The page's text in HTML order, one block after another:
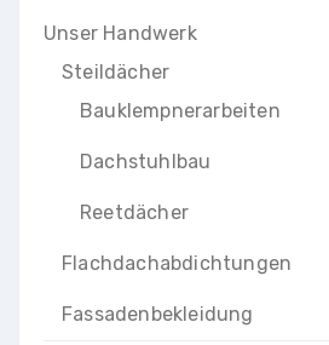
Unser Handwerk
Steildächer
Bauklempnerarbeiten
Dachstuhlbau
Reetdächer
Flachdachabdichtungen
Fassadenbekleidung